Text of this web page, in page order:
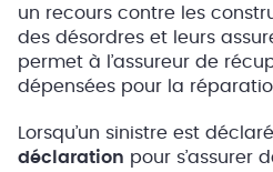
un recours contre les
des désordres et leurs
permet à l’assureur de
dépensées pour la
Lorsqu’un sinistre est
déclaration pour s’assurer